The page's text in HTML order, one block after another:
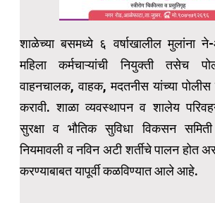
शाळेच्या बसमध्ये ६ वर्षाखालील मुलांना
महिला कर्मचाऱ्यांची नियुक्ती तसेच
वाहनचालक, वाहक, मदतनीस यांच्या पोलीस
करावी. शाळा व्यवस्थापन व शालेय परिवहन
सुरक्षा व भौतिक सुविधा विकसन
नियमावली व नविन अटी शर्तीचे पालन होत
करण्याबाबत यापूर्वी कळविण्यात आले आहे.